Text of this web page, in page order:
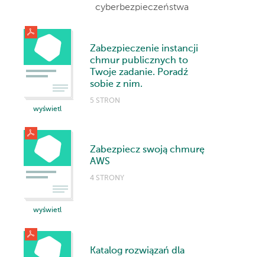
cyberbezpieczeństwa
wyświetl
Zabezpieczenie instancji
chmur publicznych to
Twoje zadanie. Poradź
sobie z nim.
5 STRON
wyświetl
Zabezpiecz swoją chmurę
AWS
4 STRONY
Katalog rozwiązań dla